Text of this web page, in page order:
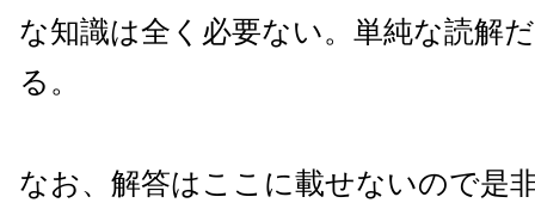
な知識は全く必要ない。単純な読解
る。
なお、解答はここに載せないので是